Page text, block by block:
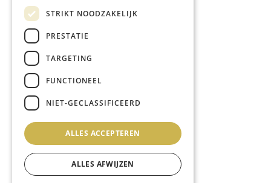
STRIKT NOODZAKELIJK
PRESTATIE
TARGETING
FUNCTIONEEL
NIET-GECLASSIFICEERD
ALLES ACCEPTEREN
ALLES AFWIJZEN